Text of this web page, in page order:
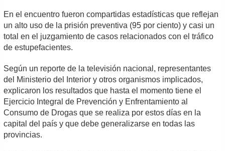
En el encuentro fueron compartidas estadísticas que reflejan
un alto uso de la prisión preventiva (95 por ciento) y casi un
total en el juzgamiento de casos relacionados con el tráfico
de estupefacientes.
Según un reporte de la televisión nacional, representantes
del Ministerio del Interior y otros organismos implicados,
explicaron los resultados que hasta el momento tiene el
Ejercicio Integral de Prevención y Enfrentamiento al
Consumo de Drogas que se realiza por estos días en la
capital del país y que debe generalizarse en todas las
provincias.